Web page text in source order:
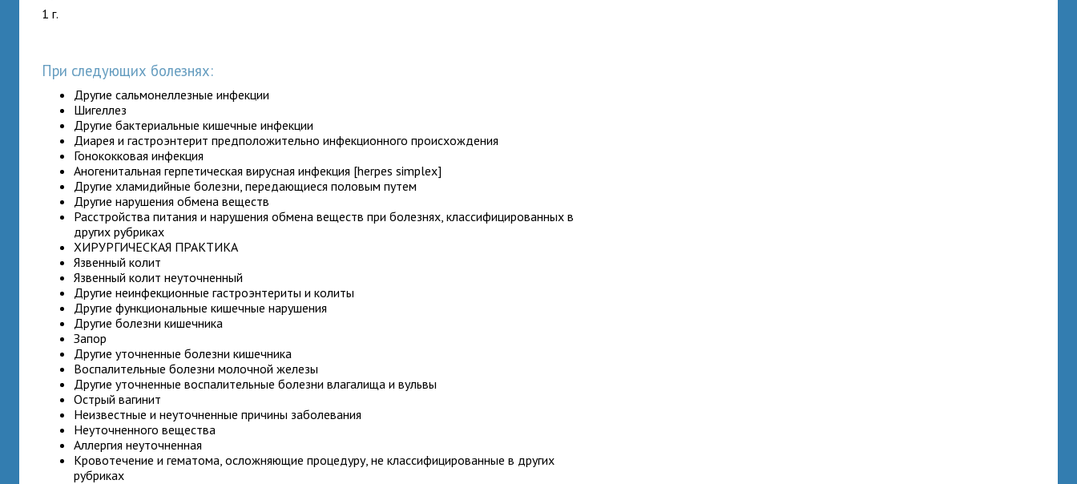
1 г.
При следующих болезнях:
Другие сальмонеллезные инфекции
Шигеллез
Другие бактериальные кишечные инфекции
Диарея и гастроэнтерит предположительно инфекционного происхождения
Гонококковая инфекция
Аногенитальная герпетическая вирусная инфекция [herpes simplex]
Другие хламидийные болезни, передающиеся половым путем
Другие нарушения обмена веществ
Расстройства питания и нарушения обмена веществ при болезнях, классифицированных в
других рубриках
ХИРУРГИЧЕСКАЯ ПРАКТИКА
Язвенный колит
Язвенный колит неуточненный
Другие неинфекционные гастроэнтериты и колиты
Другие функциональные кишечные нарушения
Другие болезни кишечника
Запор
Другие уточненные болезни кишечника
Воспалительные болезни молочной железы
Другие уточненные воспалительные болезни влагалища и вульвы
Острый вагинит
Неизвестные и неуточненные причины заболевания
Неуточненного вещества
Аллергия неуточненная
Кровотечение и гематома, осложняющие процедуру, не классифицированные в других
рубриках